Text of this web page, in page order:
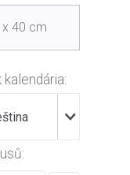
x 40 cm
kalendária: